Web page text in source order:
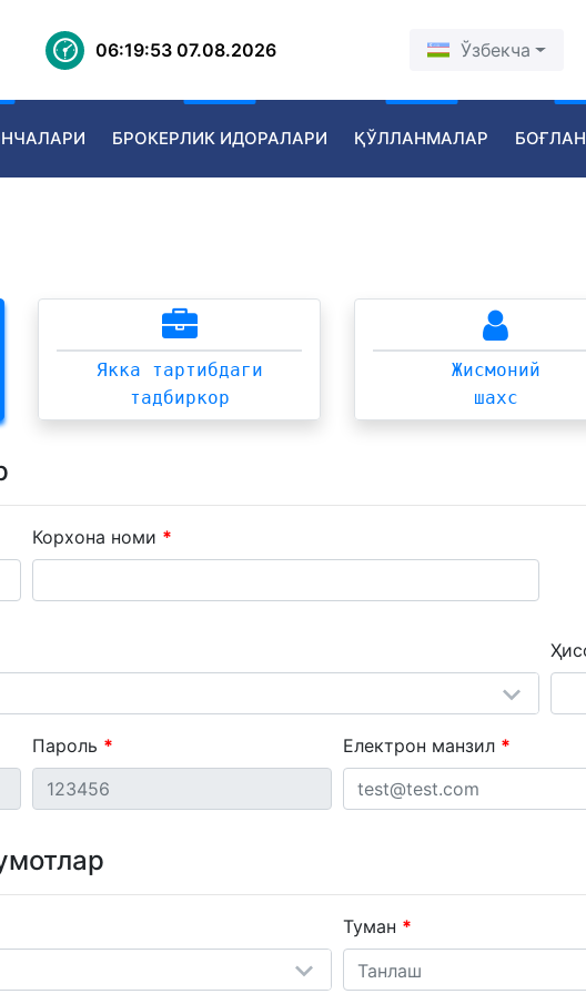
06:19:53 07.08.2026 Ўзбекча
БРОКЕРЛИК ИДОРАЛАРИ ҚЎЛЛАНМАЛАР
Якка тартибдаги
тадбиркор
Жисмоний
шахс
Корхона номи
Пароль Електрон манзил
Туман
Танлаш